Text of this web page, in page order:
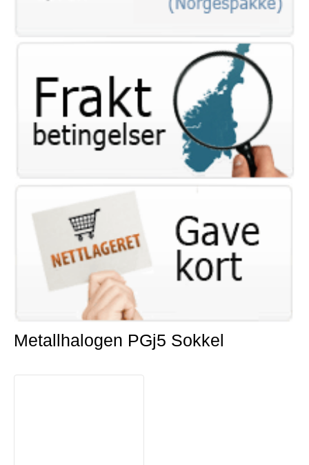
Metallhalogen PGj5 Sokkel